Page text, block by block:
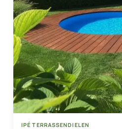
IPÉ TERRASSENDIELEN